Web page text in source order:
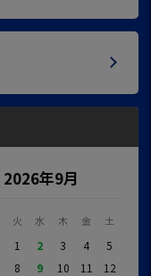
2026年9月
火 水 木 金 土
1 2 3 4
5
8 9 10 11
12